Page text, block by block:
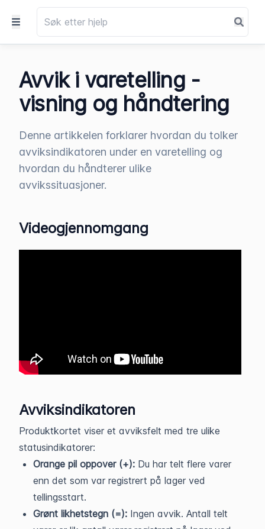
Avvik i varetelling -
visning og håndtering
Denne artikkelen forklarer hvordan du tolker
avviksindikatoren under en varetelling og
hvordan du håndterer ulike
avvikssituasjoner.
Videogjennomgang
Avviksindikatoren
Produktkortet viser et avviksfelt med tre ulike
statusindikatorer:
Orange pil oppover (+): Du har telt flere varer
enn det som var registrert på lager ved
tellingsstart.
Grønt likhetstegn (=): Ingen avvik. Antall telt